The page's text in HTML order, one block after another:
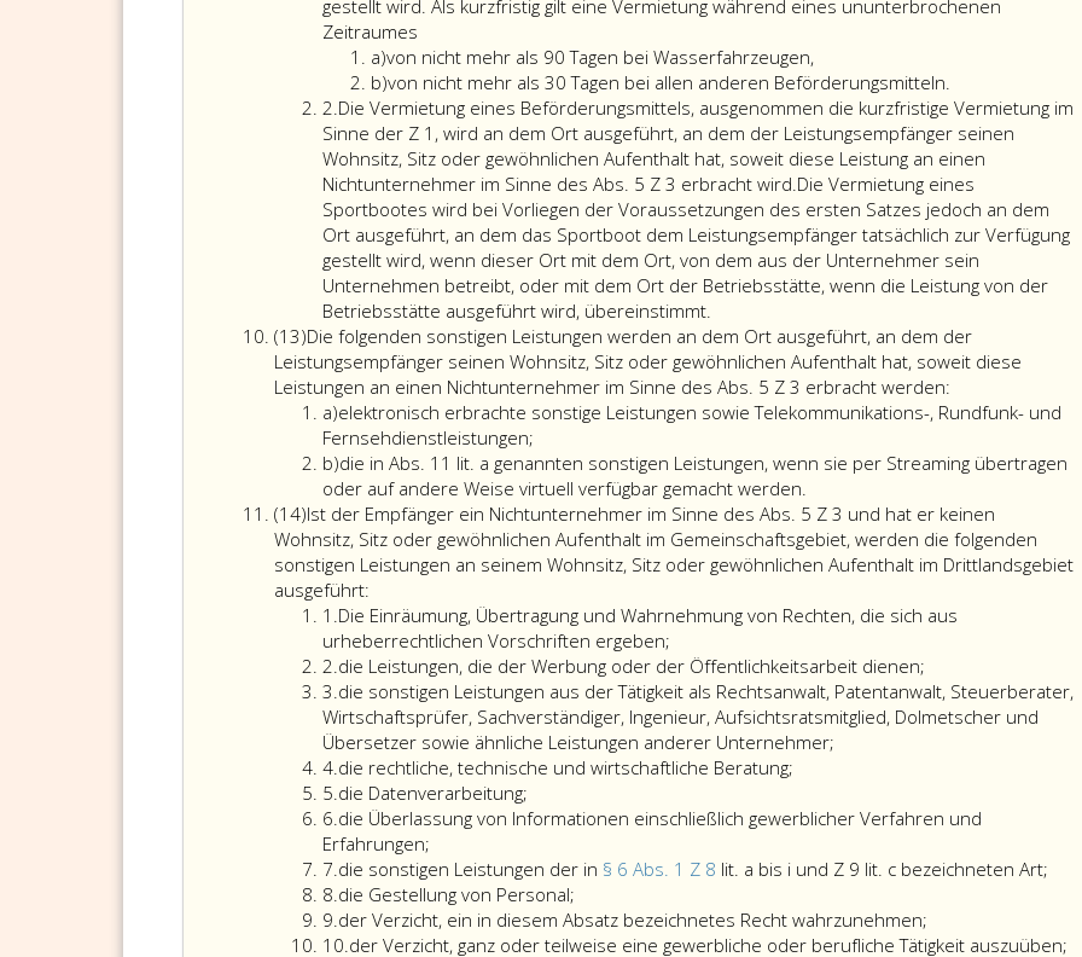
an
Unternehmers
ausgeführt,
ist
stattdessen
der
Ort
der
Betriebsstätte
sonstige
einer
Betriebsstätte
ausgeführt,
gilt
die
Betriebsstätte
als
der
Ort
sonstigen
Leistung.
Ausland,
fällt
der
inländische
Teil
der
Leistung
unter
dieses
Bundesgesetz.
Als
inländischer
Teil
der
Leistung
gilt
die
Beförderung
auf
den
von
Eisenbahnverwaltungen
betriebenen,
auf
ausländischem
Gebiet
gelegenen
Anschlussstrecken,
die
auf
Durchgangsstrecken,
soweit
der
jeweiligen
diese
einen
Sinne
Absatz
Ziffer
werden;
Leistungen
einen
Nichtunternehmer
im
Sinne
des
Absatz
5,
Ziffer
3,
erbracht
werden;
soweit
Leistungen
an
einen
Nichtunternehmer
im
Sinne
des
Absatz
5,
Ziffer
3,
erbracht
werden;
oder
Messen
werden
dort
des
gestellt wird. Als kurzfristig gilt eine Vermietung während eines ununterbrochenen
Zeitraumes
a)Litera
a
von nicht mehr als 90 Tagen bei Wasserfahrzeugen,
b)Litera
b
von nicht mehr als 30 Tagen bei allen anderen Beförderungsmitteln.
2.Ziffer
2
Die Vermietung eines Beförderungsmittels, ausgenommen die kurzfristige Vermietung im
Sinne der Z 1, wird an dem Ort ausgeführt, an dem der Leistungsempfänger seinen
Wohnsitz, Sitz oder gewöhnlichen Aufenthalt hat, soweit diese Leistung an einen
Nichtunternehmer im Sinne des Abs. 5 Z 3 erbracht wird.Die
Vermietung
eines
Beförderungsmittels,
ausgenommen
kurzfristige
Vermietung
im
Sinne
Ziffer
eins,,
wird
an
dem
ausgeführt,
dem
der
Leistungsempfänger
seinen
oder
Aufenthalt
soweit
diese
Die Vermietung eines
Sportbootes wird bei Vorliegen der Voraussetzungen des ersten Satzes jedoch an dem
Ort ausgeführt, an dem das Sportboot dem Leistungsempfänger tatsächlich zur Verfügung
gestellt wird, wenn dieser Ort mit dem Ort, von dem aus der Unternehmer sein
Unternehmen betreibt, oder mit dem Ort der Betriebsstätte, wenn die Leistung von der
Betriebsstätte ausgeführt wird, übereinstimmt.
(13)Absatz
13
Die folgenden sonstigen Leistungen werden an dem Ort ausgeführt, an dem der
Leistungsempfänger seinen Wohnsitz, Sitz oder gewöhnlichen Aufenthalt hat, soweit diese
Leistungen an einen Nichtunternehmer im Sinne des Abs. 5 Z 3 erbracht werden:
folgenden
Leistungen
an
dem
Ort
an
seinen
gewöhnlichen
hat,
Leistungen
a)Litera
a
elektronisch erbrachte sonstige Leistungen sowie Telekommunikations-, Rundfunk- und
Fernsehdienstleistungen;
b)Litera
b
die in Abs. 11 lit. a genannten sonstigen Leistungen, wenn sie per Streaming übertragen
oder auf andere Weise virtuell verfügbar gemacht werden.
in
Absatz
11,
a,
sonstigen
Leistungen,
wenn
sie
übertragen
auf
Weise
virtuell
(14)Absatz
14
Ist der Empfänger ein Nichtunternehmer im Sinne des Abs. 5 Z 3 und hat er keinen
Wohnsitz, Sitz oder gewöhnlichen Aufenthalt im Gemeinschaftsgebiet, werden die folgenden
sonstigen Leistungen an seinem Wohnsitz, Sitz oder gewöhnlichen Aufenthalt im Drittlandsgebiet
ausgeführt:
der
Empfänger
ein
Nichtunternehmer
im
Sinne
des
Absatz
5,
Ziffer
3
und
hat
er
1.Ziffer
eins
Die Einräumung, Übertragung und Wahrnehmung von Rechten, die sich aus
urheberrechtlichen Vorschriften ergeben;
2.Ziffer
2
die Leistungen, die der Werbung oder der Öffentlichkeitsarbeit dienen;
3.Ziffer
3
die sonstigen Leistungen aus der Tätigkeit als Rechtsanwalt, Patentanwalt, Steuerberater,
Wirtschaftsprüfer, Sachverständiger, Ingenieur, Aufsichtsratsmitglied, Dolmetscher und
Übersetzer sowie ähnliche Leistungen anderer Unternehmer;
4.Ziffer
4
die rechtliche, technische und wirtschaftliche Beratung;
5.Ziffer
5
die Datenverarbeitung;
6.Ziffer
6
die Überlassung von Informationen einschließlich gewerblicher Verfahren und
Erfahrungen;
7.Ziffer
7
die sonstigen Leistungen der in § 6 Abs. 1 Z 8 lit. a bis i und Z 9 lit. c bezeichneten Art;
der
8.Ziffer
8
die Gestellung von Personal;
9.Ziffer
9
der Verzicht, ein in diesem Absatz bezeichnetes Recht wahrzunehmen;
10.Ziffer
der Verzicht, ganz oder teilweise eine gewerbliche oder berufliche Tätigkeit auszuüben;